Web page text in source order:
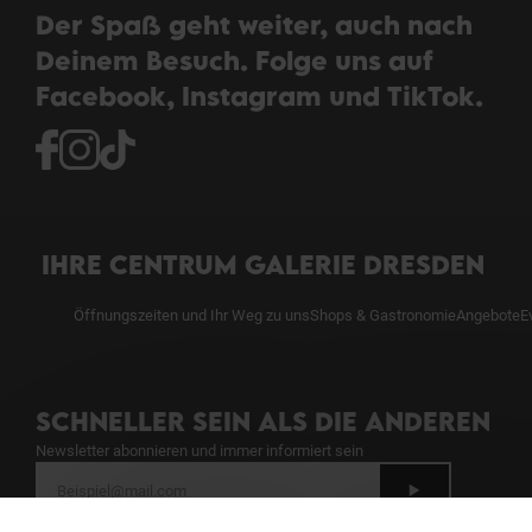
Der Spaß geht weiter, auch nach
Deinem Besuch. Folge uns auf
Facebook, Instagram und TikTok.
IHRE CENTRUM GALERIE DRESDEN
Öffnungszeiten und Ihr Weg zu unsShops & GastronomieAngebote
SCHNELLER SEIN ALS DIE ANDEREN
Newsletter abonnieren und immer informiert sein